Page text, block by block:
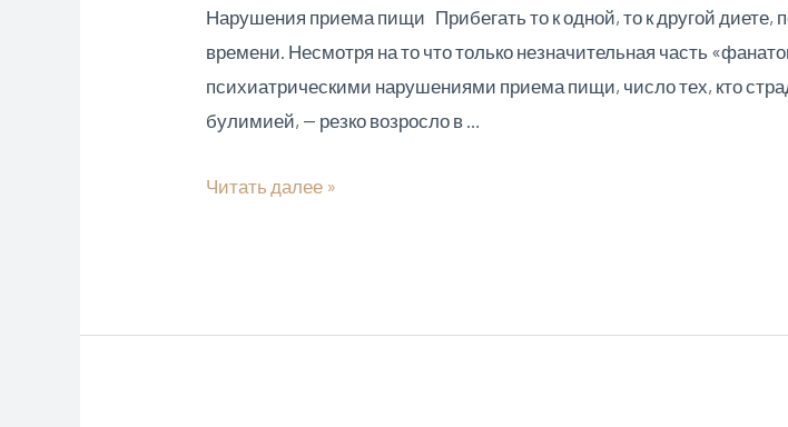
Нарушения приема пищи Прибегать то к одной, то к другой
времени. Несмотря на то что только незначительная часть
психиатрическими нарушениями приема пищи, число тех, кто
булимией, — резко возросло в …
Пищевые
Читать далее »